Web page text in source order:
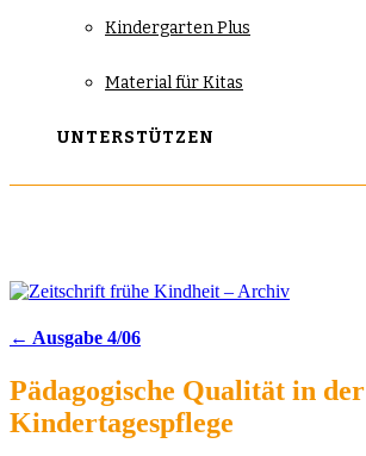
Kindergarten Plus
Material für Kitas
UNTERSTÜTZEN
← Ausgabe 4/06
Pädagogische Qualität in der
Kindertagespflege